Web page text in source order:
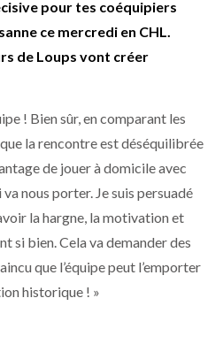
pour tes coéquipiers
ce mercredi en CHL.
de Loups vont créer
! Bien sûr, en comparant les
la rencontre est déséquilibrée
de jouer à domicile avec
nous porter. Je suis persuadé
la hargne, la motivation et
si bien. Cela va demander des
que l’équipe peut l’emporter
historique ! »